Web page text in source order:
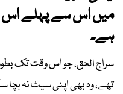
میں اس سے پہلے اس
ہے۔
سراج الحق، جو اس وقت تک
تھے، وہ بھی اپنی سیٹ نہ بچا